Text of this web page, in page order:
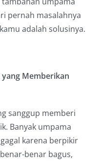
pernah masalahnya
adalah solusinya.
Memberikan
sanggup memberi
Banyak umpama
karena berpikir
benar bagus,